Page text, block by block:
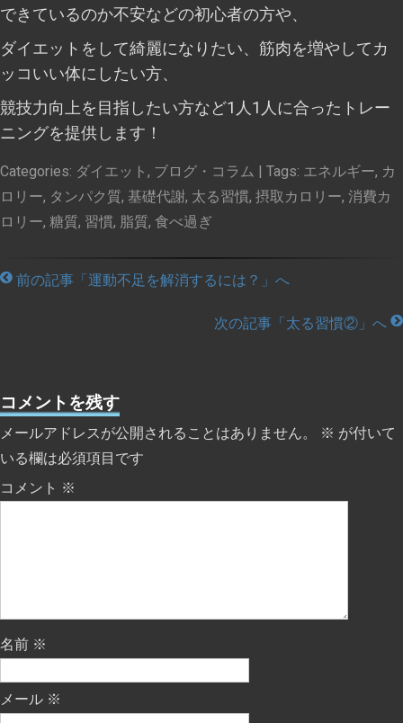
できているのか不安などの初心者の方や、
ダイエットをして綺麗になりたい、筋肉を増やしてカ
ッコいい体にしたい方、
競技力向上を目指したい方など1人1人に合ったトレー
ニングを提供します！
Categories: ダイエット , ブログ・コラム | Tags: エネルギー, カ
ロリー, タンパク質, 基礎代謝, 太る習慣, 摂取カロリー, 消費カ
ロリー, 糖質, 習慣, 脂質, 食べ過ぎ
前の記事「運動不足を解消するには？」へ
次の記事「太る習慣②」へ
コメントを残す
メールアドレスが公開されることはありません。 ※ が付いて
いる欄は必須項目です
コメント ※
名前 ※
メール ※